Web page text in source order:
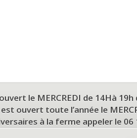
le MERCREDI de 14Hà 19h
ouvert toute l’année le
à la ferme appeler le 06